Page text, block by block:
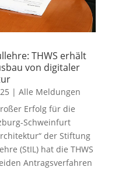
THWS erhält
von digitaler
| Alle Meldungen
Erfolg für die
Schweinfurt
der Stiftung
(StIL) hat die THWS
Antragsverfahren